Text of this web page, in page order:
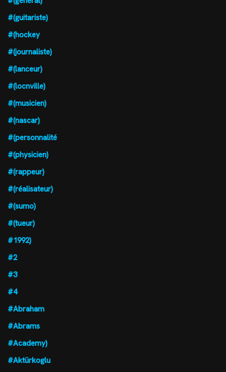
#(guitariste)
#(hockey
#(journaliste)
#(lanceur)
#(locnville)
#(musicien)
#(nascar)
#(personnalité
#(physicien)
#(rappeur)
#(réalisateur)
#(sumo)
#(tueur)
#1992)
#2
#3
#4
#Abraham
#Abrams
#Academy)
#Aktürkoglu